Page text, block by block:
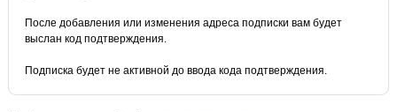
После добавления или изменения адреса подписки вам будет
выслан код подтверждения.
Подписка будет не активной до ввода кода подтверждения.